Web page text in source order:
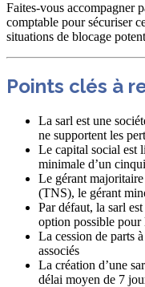
Faites-vous accompagner
comptable pour sécuriser
situations de blocage
Points clés à
La sarl est une
ne supportent les
Le capital social est
minimale d’un
Le gérant
(TNS), le gérant
Par défaut, la sarl
option possible pour
La cession de parts
associés
La création d’une
délai moyen de 7